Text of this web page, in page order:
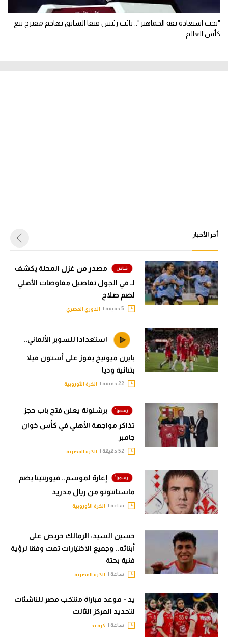
"يجب استعادة ثقة الجماهير".. نائب رئيس فيفا السابق يهاجم مقترح بيع
كأس العالم
أخر الأخبار
مصدر من غزل المحلة يكشف
لـ في الجول تفاصيل مفاوضات الأهلي
لضم صلاح
الدوري المصري
استعدادا للسوبر الألماني..
بايرن ميونيخ يفوز على أستون فيلا
بثنائية وديا
الكرة الأوروبية
برشلونة يعلن فتح باب حجز
تذاكر مواجهة الأهلي في كأس خوان
جامبر
الكرة المصرية
إعارة لموسم.. فيورنتينا يضم
ماستانتونو من ريال مدريد
ساعة | الكرة الأوروبية
حسين السيد: الزمالك حريص على
أبنائه.. وجميع الاختيارات تمت وفقا لرؤية
فنية بحتة
ساعة | الكرة المصرية
يد - موعد مباراة منتخب مصر للناشئات
لتحديد المركز الثالث
ساعة | كرة يد